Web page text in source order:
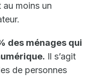
moins un
des ménages qui
Il s’agit
de personnes